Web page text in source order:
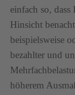
einfach so,
Hinsicht
beispielsweise
bezahlter und
höherem